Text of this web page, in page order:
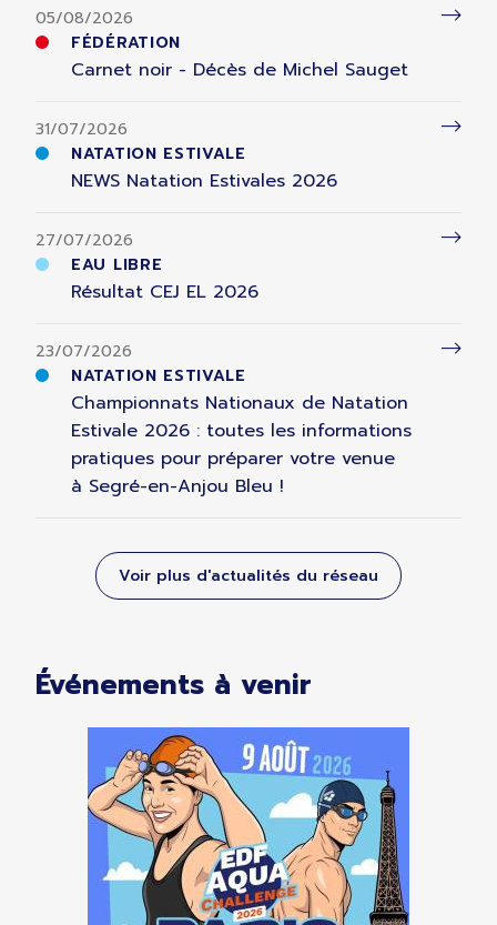
05/08/2026
FÉDÉRATION
Carnet noir - Décès de Michel Sauget
31/07/2026
NATATION ESTIVALE
NEWS Natation Estivales 2026
27/07/2026
EAU LIBRE
Résultat CEJ EL 2026
23/07/2026
NATATION ESTIVALE
Championnats Nationaux de Natation
Estivale 2026 : toutes les informations
pratiques pour préparer votre venue
à Segré-en-Anjou Bleu !
Voir plus d'actualités du réseau
Événements à venir